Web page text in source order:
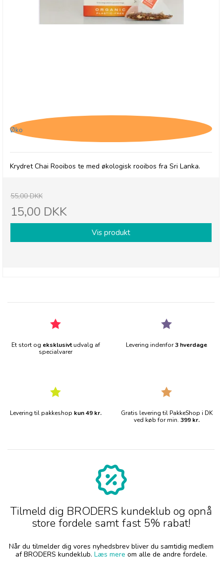
Øko
Krydret Chai Rooibos te med økologisk rooibos fra Sri Lanka.
55,00 DKK
15,00 DKK
Vis produkt
Et stort og eksklusivtudvalg af
specialvarer
Levering indenfor3 hverdage
Levering til pakkeshop kun 49 kr.
Gratis levering til PakkeShop i DK
ved køb for min. 399 kr.
Tilmeld dig BRODERS kundeklub og opnå
store fordele samt fast 5% rabat!
Når du tilmelder dig vores nyhedsbrev bliver du samtidig medlem
af BRODERS kundeklub. Læs mere om alle de andre fordele.